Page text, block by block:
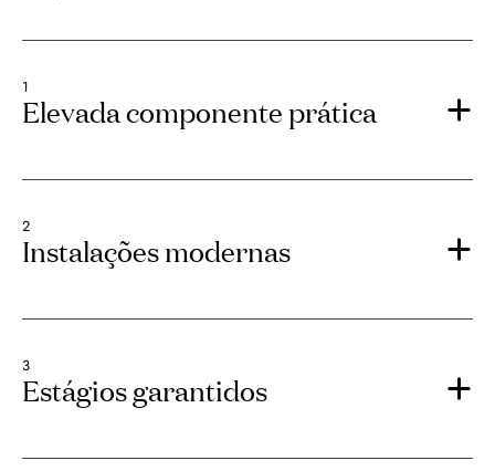
1
Elevada componente prática
2
Instalações modernas
3
Estágios garantidos